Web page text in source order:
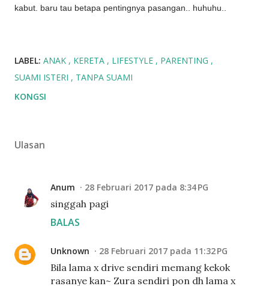
kabut. baru tau betapa pentingnya pasangan.. huhuhu..
LABEL: ANAK KERETA LIFESTYLE
PARENTING
SUAMI ISTERI
TANPA SUAMI
KONGSI
Ulasan
Anum 28 Februari 2017 pada 8:34 PG
singgah pagi
BALAS
Unknown 28 Februari 2017 pada 11:32 PG
Bila lama x drive sendiri memang kekok
rasanye kan~ Zura sendiri pon dh lama x